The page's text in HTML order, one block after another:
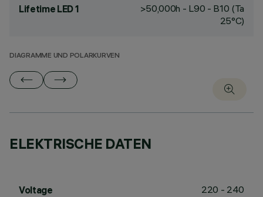
Lifetime LED 1
>50,000h - L90 - B10 (Ta
25°C)
DIAGRAMME UND POLARKURVEN
ELEKTRISCHE DATEN
Voltage 220 - 240